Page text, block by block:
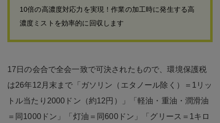
10倍の高濃度対応力を実現！作業の加工時に発生する高
濃度ミストを効率的に回収します
17日の会合で全会一致で可決されたもので、環境保護税
は26年12月末まで「ガソリン（エタノール除く）＝1リッ
トル当たり2000ドン（約12円）」「軽油・重油・潤滑油
＝同1000ドン」「灯油＝同600ドン」「グリース＝1キロ